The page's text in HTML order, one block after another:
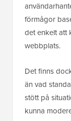
förmågor
det enkelt att
webbplats.
Det finns
än vad
stött på
kunna